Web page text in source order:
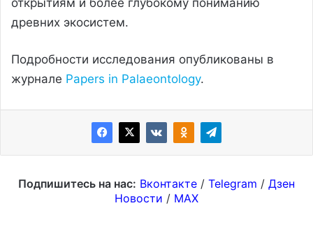
древних экосистем.
Подробности исследования опубликованы в
журнале Papers in Palaeontology.
Подпишитесь на нас: Вконтакте / Telegram / Дзен
Новости / MAX